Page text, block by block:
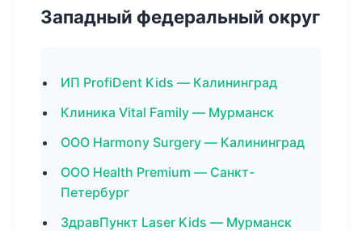
Западный федеральный округ
ИП ProfiDent Kids — Калининград
Клиника Vital Family — Мурманск
ООО Harmony Surgery — Калининград
ООО Health Premium — Санкт-
Петербург
ЗдравПункт Laser Kids — Мурманск